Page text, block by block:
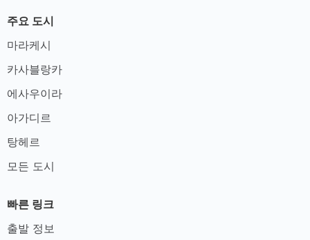
주요 도시
마라케시
카사블랑카
에사우이라
아가디르
탕헤르
모든 도시
빠른 링크
출발 정보